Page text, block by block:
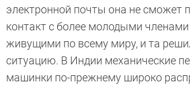
электронной почты она не сможет
контакт с более молодыми
живущими по всему миру, и та
ситуацию. В Индии механические
машинки по-прежнему широко